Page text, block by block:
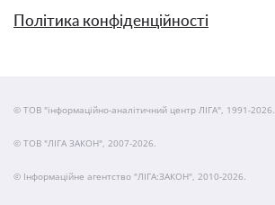
Політика конфіденційності
© ТОВ "інформаційно-аналітичний центр ЛІГА", 1991-2026.
© ТОВ "ЛІГА ЗАКОН", 2007-2026.
© Інформаційне агентство "ЛІГА:ЗАКОН", 2010-2026.